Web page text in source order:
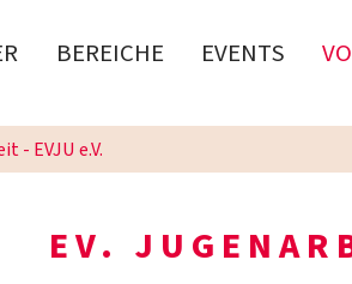
BEREICHE EVENTS
- EVJU e.V.
EV.